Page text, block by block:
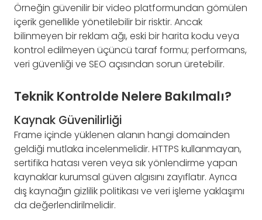
Örneğin güvenilir bir video platformundan gömülen
içerik genellikle yönetilebilir bir risktir. Ancak
bilinmeyen bir reklam ağı, eski bir harita kodu veya
kontrol edilmeyen üçüncü taraf formu; performans,
veri güvenliği ve SEO açısından sorun üretebilir.
Teknik Kontrolde Nelere Bakılmalı?
Kaynak Güvenilirliği
Frame içinde yüklenen alanın hangi domainden
geldiği mutlaka incelenmelidir. HTTPS kullanmayan,
sertifika hatası veren veya sık yönlendirme yapan
kaynaklar kurumsal güven algısını zayıflatır. Ayrıca
dış kaynağın gizlilik politikası ve veri işleme yaklaşımı
da değerlendirilmelidir.